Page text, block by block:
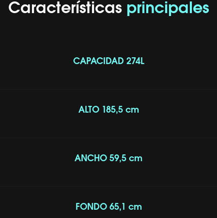
Características principales
CAPACIDAD 274L
ALTO 185,5 cm
ANCHO 59,5 cm
FONDO 65,1 cm